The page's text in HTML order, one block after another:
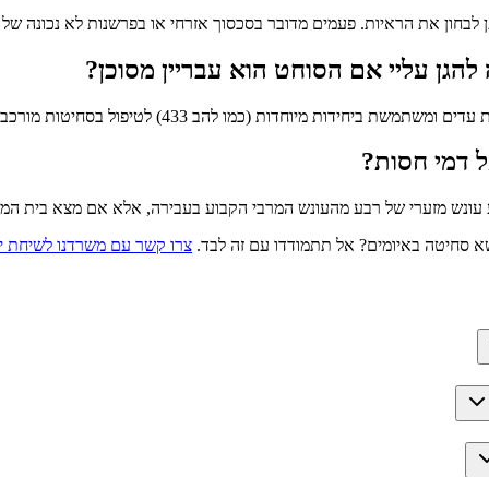
לבחון את הראיות. פעמים מדובר בסכסוך אזרחי או בפרשנות לא נכונה
עליי אם הסוחט הוא עבריין מסוכן?
בסחיטות מורכבות. המערכת המשפטית מבינה את הפחד של הקורבנות וקיימים כלים חסויים לניהול התלונה.
דמי חסות?
סחיטה באיומים? אל תתמודדו עם זה לבד. צרו קשר עם משרדנו לשיחת